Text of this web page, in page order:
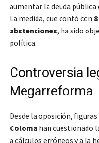
aumentar la deuda pública
La medida, que contó con
abstenciones, ha sido
política.
Controversia
Megarreforma
Desde la oposición,
Coloma han cuestionado
a cálculos erróneos y a la